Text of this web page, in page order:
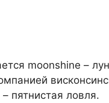
moonshine –
пятнистая ловля.